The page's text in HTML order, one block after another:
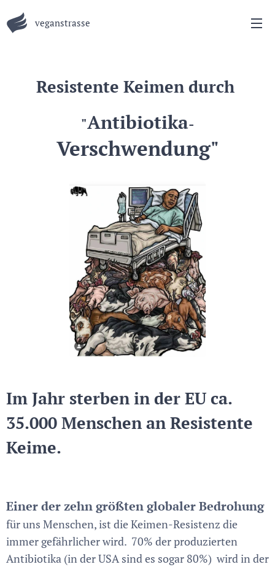
veganstrasse
Resistente Keimen durch
"Antibiotika-
Verschwendung"
Im Jahr sterben in der EU ca.
35.000 Menschen an Resistente
Keime.
Einer der zehn größten globaler Bedrohung
für uns Menschen, ist die Keimen-Resistenz die
immer gefährlicher wird. 70% der produzierten
Antibiotika (in der USA sind es sogar 80%) wird in der